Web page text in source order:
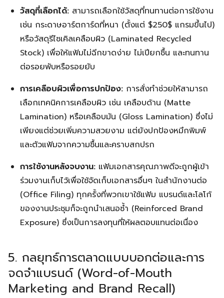
Search
Search
วัสดุที่เลือกได้: สามารถเลือกใช้วัสดุที่ทนทานต่อการใช้งาน
เช่น กระดาษอาร์ตการ์ดที่หนา (ตั้งแต่ $250$ แกรมขึ้นไป)
หรือวัสดุรีไซเคิลเคลือบผิว (Laminated Recycled
Stock) เพื่อให้แฟ้มไม่ฉีกขาดง่าย ไม่เปียกชื้น และทนทาน
ต่อรอยพับหรือรอยยับ
การเคลือบผิวเพื่อการปกป้อง: การสั่งทำช่วยให้สามารถ
เลือกเทคนิคการเคลือบผิว เช่น เคลือบด้าน (Matte
Lamination) หรือเคลือบมัน (Gloss Lamination) ซึ่งไม่
เพียงแต่ช่วยเพิ่มความสวยงาม แต่ยังปกป้องหมึกพิมพ์
และตัวแฟ้มจากความชื้นและคราบสกปรก
การใช้งานหลังจบงาน: แฟ้มเอกสารคุณภาพดีจะถูกผู้เข้า
ร่วมงานเก็บไว้เพื่อใช้จัดเก็บเอกสารอื่นๆ ในสำนักงานต่อ
(Office Filing) ทุกครั้งที่พวกเขาใช้แฟ้ม แบรนด์และโลโก้
ของงานประชุมก็จะถูกนำเสนอซ้ำ (Reinforced Brand
Exposure) ซึ่งเป็นการลงทุนที่ให้ผลตอบแทนต่อเนื่อง
5. กลยุทธ์การตลาดแบบบอกต่อและการ
จดจำแบรนด์ (Word-of-Mouth
Marketing and Brand Recall)